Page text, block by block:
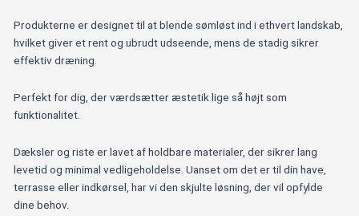
Produkterne er designet til at blende sømløst ind i ethvert landskab,
hvilket giver et rent og ubrudt udseende, mens de stadig sikrer
effektiv dræning.
Perfekt for dig, der værdsætter æstetik lige så højt som
funktionalitet.
Dæksler og riste er lavet af holdbare materialer, der sikrer lang
levetid og minimal vedligeholdelse. Uanset om det er til din have,
terrasse eller indkørsel, har vi den skjulte løsning, der vil opfylde
dine behov.